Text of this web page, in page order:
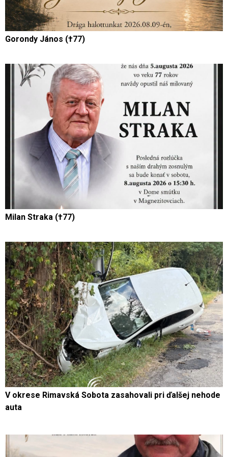
Gorondy János (†77)
Milan Straka (†77)
V okrese Rimavská Sobota zasahovali pri ďalšej nehode
auta